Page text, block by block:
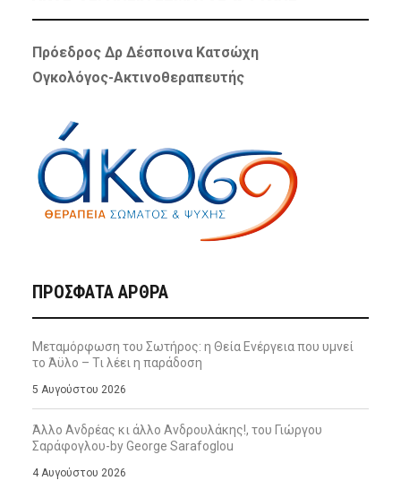
Πρόεδρος Δρ Δέσποινα Κατσώχη
Ογκολόγος-Ακτινοθεραπευτής
ΠΡΌΣΦΑΤΑ ΆΡΘΡΑ
Μεταμόρφωση του Σωτήρος: η Θεία Ενέργεια που υμνεί
το Άϋλο – Τι λέει η παράδοση
5 Αυγούστου 2026
Άλλο Ανδρέας κι άλλο Ανδρουλάκης!, του Γιώργου
Σαράφογλου-by George Sarafoglou
4 Αυγούστου 2026